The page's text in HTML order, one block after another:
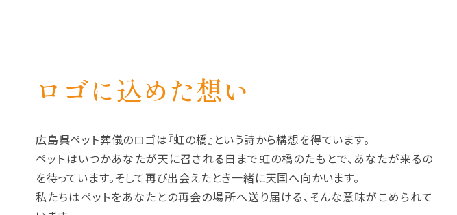
ロゴに込めた想い
広島呉ペット葬儀のロゴは『虹の橋』という詩から構想を得ています。
ペットはいつかあなたが天に召される日まで虹の橋のたもとで、あなたが来るの
を待っています。そして再び出会えたとき一緒に天国へ向かいます。
私たちはペットをあなたとの再会の場所へ送り届ける、そんな意味がこめられて